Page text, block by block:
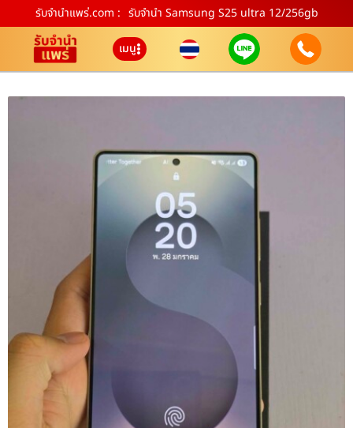
รับจํานําแพร่.com : รับจำนำ Samsung S25 ultra 12/256gb
เมนู